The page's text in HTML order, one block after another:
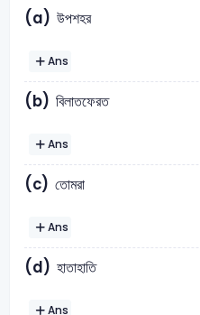
(a) উপশহর
Ans
(b) বিলাতফেরত
Ans
(c) তোমরা
Ans
(d) হাতাহাতি
Ans